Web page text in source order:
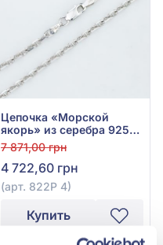
Цепочка «Морской
якорь» из серебра 925°
без вставки, арт. 822Р 4
7 871,00 грн
4 722,60 грн
(арт. 822Р 4)
Купить